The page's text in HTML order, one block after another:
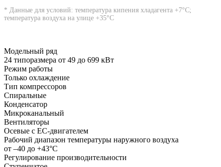
* Данные для условий: температура кипения хладагента +7°С;
температура воздуха на улице +35°С
Модельный ряд
24 типоразмера от 49 до 699 кВт
Режим работы
Только охлаждение
Тип компрессоров
Спиральные
Конденсатор
Микроканальный
Вентиляторы
Осевые с EC-двигателем
Рабочий диапазон температуры наружного воздуха
от –40 до +43°С
Регулирование производительности